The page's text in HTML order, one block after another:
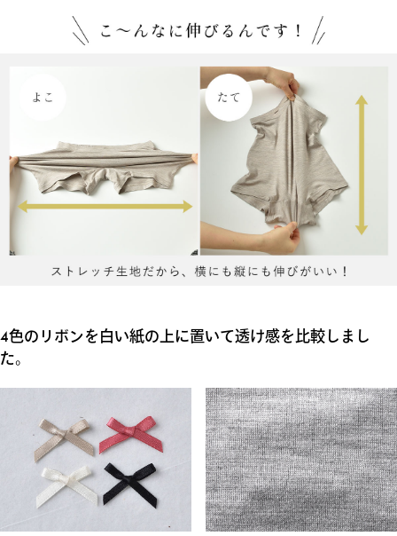
4色のリボンを白い紙の上に置いて透け感を比較しまし
た。